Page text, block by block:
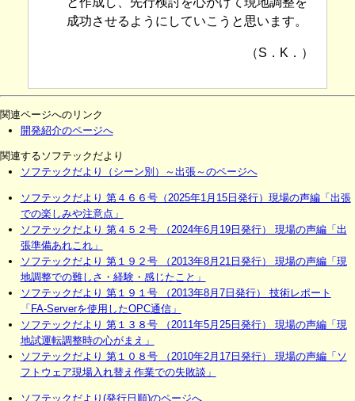
成功させるようにしていこうと思います。
（S．K．）
関連ページへのリンク
開発紹介のページへ
関連するソフテックだより
ソフテックだより（シーン別）～出張～のページへ
ソフテックだより 第４６６号（2025年1月15日発行）現場の声編「出張
での楽しみや注意点」
ソフテックだより 第４５２号 （2024年6月19日発行） 現場の声編「出
張準備あれこれ」
ソフテックだより 第１９２号 （2013年8月21日発行） 現場の声編「現
地調整での難しさ・経験・感じたこと」
ソフテックだより 第１９１号 （2013年8月7日発行） 技術レポート
「FA-Serverを使用したOPC通信」
ソフテックだより 第１３８号 （2011年5月25日発行） 現場の声編「現
地試運転調整時の心がまえ」
ソフテックだより 第１０８号 （2010年2月17日発行） 現場の声編「ソ
フトウェア現場入れ替え作業での失敗談」
ソフテックだより(発行日順)のページへ